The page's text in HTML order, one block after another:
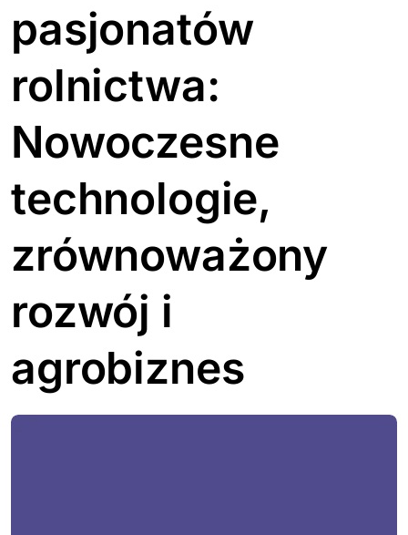
pasjonatów
rolnictwa:
Nowoczesne
technologie,
zrównoważony
rozwój i
agrobiznes